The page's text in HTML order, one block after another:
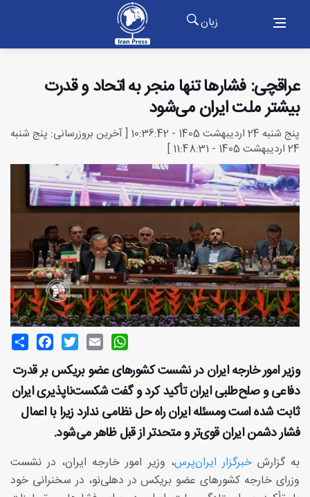
زبان
عراقچی: فشارها تنها منجر به اتحاد و قدرت
بیشتر ملت ایران می‌شود
پنج شنبه 24 اردیبهشت 1405 - 10:36:42 [ آخرین بروزرسانی: پنج شنبه
24 اردیبهشت 1405 - 11:48:31 ]
Share
FacebookTwitterEmail
WhatsApp
وزیر امور خارجه ایران در نشست کشورهای عضو بریکس بر قدرت
دفاعی و صلح‌طلبی ایران تأکید کرد و گفت شکست‌ناپذیری ایران
ثابت شده است ومسئله ایران راه حل نظامی ندارد زیرا با اعمال
فشار دشمن ایران قوی‌تر و متحدتر از قبل ظاهر می‌شود.
به گزارش خبرگزار ایران‌پرس، وزیر امور خارجه ایران، در نشست
وزرای خارجه کشورهای عضو بریکس در دهلی‌نو، در سخنرانی خود